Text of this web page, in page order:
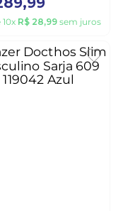
10x R$ 28,99 sem juros